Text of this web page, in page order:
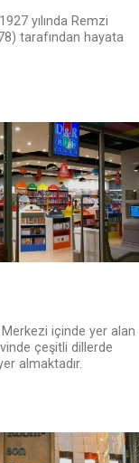
yılında Remzi
tarafından hayata
içinde yer alan
çeşitli dillerde
almaktadır.